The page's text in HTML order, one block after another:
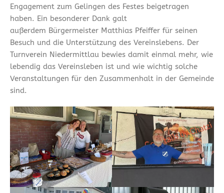
Engagement zum Gelingen des Festes beigetragen
haben. Ein besonderer Dank galt
außerdem Bürgermeister Matthias Pfeiffer für seinen
Besuch und die Unterstützung des Vereinslebens. Der
Turnverein Niedermittlau bewies damit einmal mehr, wie
lebendig das Vereinsleben ist und wie wichtig solche
Veranstaltungen für den Zusammenhalt in der Gemeinde
sind.